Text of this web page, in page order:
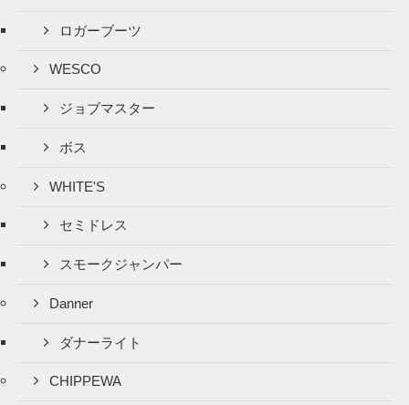
ロガーブーツ
WESCO
ジョブマスター
ボス
WHITE'S
セミドレス
スモークジャンパー
Danner
ダナーライト
CHIPPEWA